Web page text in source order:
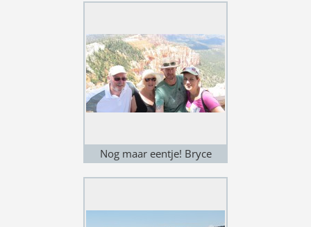
Nog maar eentje! Bryce